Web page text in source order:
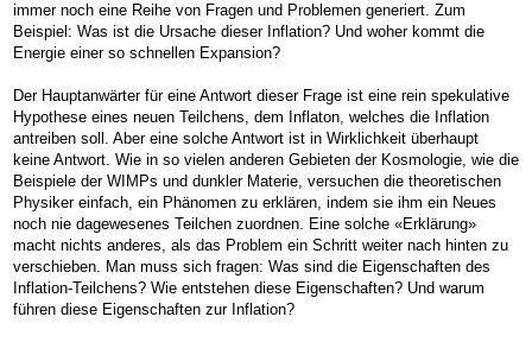
immer noch eine Reihe von Fragen und Problemen generiert. Zum
Beispiel: Was ist die Ursache dieser Inflation? Und woher kommt die
Energie einer so schnellen Expansion?
Der Hauptanwärter für eine Antwort dieser Frage ist eine rein spekulative
Hypothese eines neuen Teilchens, dem Inflaton, welches die Inflation
antreiben soll. Aber eine solche Antwort ist in Wirklichkeit überhaupt
keine Antwort. Wie in so vielen anderen Gebieten der Kosmologie, wie die
Beispiele der WIMPs und dunkler Materie, versuchen die theoretischen
Physiker einfach, ein Phänomen zu erklären, indem sie ihm ein Neues
noch nie dagewesenes Teilchen zuordnen. Eine solche «Erklärung»
macht nichts anderes, als das Problem ein Schritt weiter nach hinten zu
verschieben. Man muss sich fragen: Was sind die Eigenschaften des
Inflation-Teilchens? Wie entstehen diese Eigenschaften? Und warum
führen diese Eigenschaften zur Inflation?